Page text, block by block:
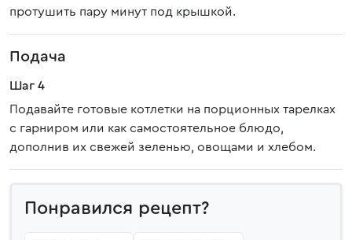
протушить пару минут под крышкой.
Подача
Шаг 4
Подавайте готовые котлетки на порционных тарелках
с гарниром или как самостоятельное блюдо,
дополнив их свежей зеленью, овощами и хлебом.
Понравился рецепт?